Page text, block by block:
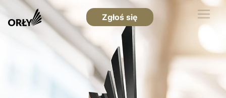
Zgłoś się